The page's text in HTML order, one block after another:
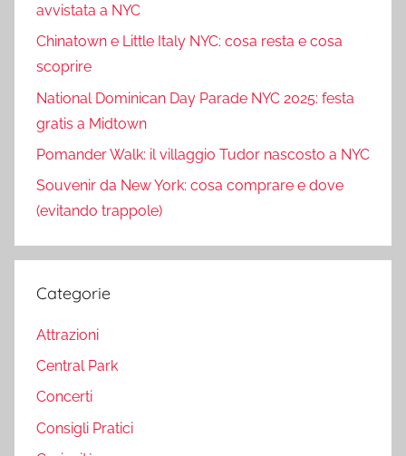
avvistata a NYC
Chinatown e Little Italy NYC: cosa resta e cosa
scoprire
National Dominican Day Parade NYC 2025: festa
gratis a Midtown
Pomander Walk: il villaggio Tudor nascosto a NYC
Souvenir da New York: cosa comprare e dove
(evitando trappole)
Categorie
Attrazioni
Central Park
Concerti
Consigli Pratici